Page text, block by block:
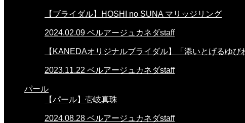
【ブライダル】HOSHI no SUNA マリッジリング
2024.02.09 ベルアージュカネダstaff
【KANEDAオリジナルブライダル】「添いとげるゆび
2023.11.22 ベルアージュカネダstaff
パール
【パール】壱岐真珠
2024.08.28 ベルアージュカネダstaff